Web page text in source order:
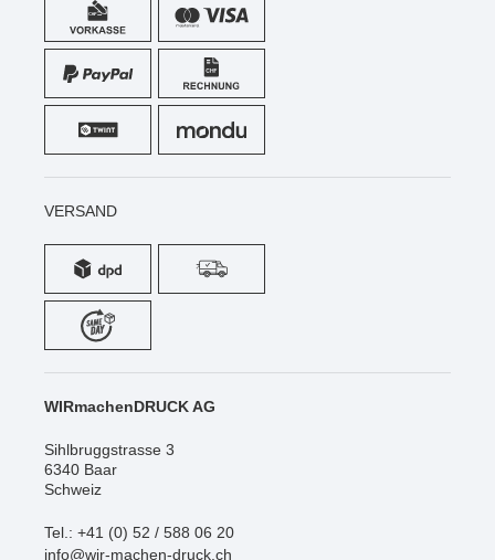
VERSAND
WIRmachenDRUCK AG
Sihlbruggstrasse 3
6340 Baar
Schweiz
Tel.: +41 (0) 52 / 588 06 20
info@wir-machen-druck.ch